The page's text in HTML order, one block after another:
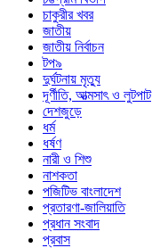
চাকুরীর খবর
জাতীয়
জাতীয় নির্বাচন
টপ৯
দুর্ঘটনায় মৃত্যু
দূর্ণীতি, আত্মসাৎ ও লুটপাট
দেশজুড়ে
ধর্ম
ধর্ষণ
নারী ও শিশু
নাশকতা
পজিটিভ বাংলাদেশ
প্রতারণা-জালিয়াতি
প্রধান সংবাদ
প্রবাস